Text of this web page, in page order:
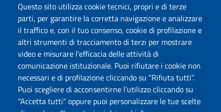
Questo sito utilizza cookie tecnici, propri e di terze
parti, per garantire la corretta navigazione e analizzare
il traffico e, con il tuo consenso, cookie di profilazione e
altri strumenti di tracciamento di terzi per mostrare
video e misurare l'efficacia delle attività di
comunicazione istituzionale. Puoi rifiutare i cookie non
necessari e di profilazione cliccando su “Rifiuta tutti”.
Puoi scegliere di acconsentirne l’utilizzo cliccando su
“Accetta tutti” oppure puoi personalizzare le tue scelte
Università degli Studi di Sassari
Piazza Università 21, Sassari
Tel.: 800 882994 (Orientamento studenti)
RETTORE:rettore@uniss.it
Seguici su
Chatta con noi